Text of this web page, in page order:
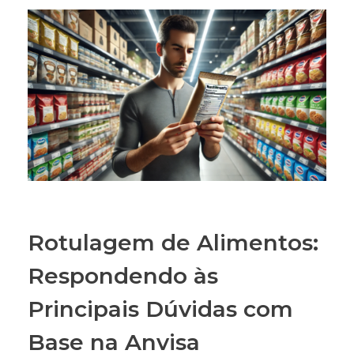
Rotulagem de Alimentos:
Respondendo às
Principais Dúvidas com
Base na Anvisa